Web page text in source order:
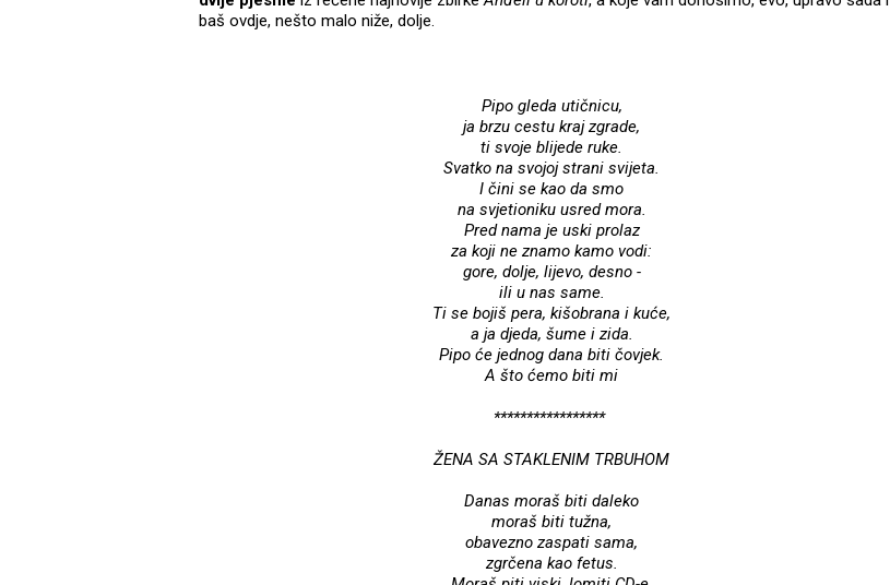
baš ovdje, nešto malo niže, dolje.
Pipo gleda utičnicu,
ja brzu cestu kraj zgrade,
ti svoje blijede ruke.
Svatko na svojoj strani svijeta.
I čini se kao da smo
na svjetioniku usred mora.
Pred nama je uski prolaz
za koji ne znamo kamo vodi:
gore, dolje, lijevo, desno -
ili u nas same.
Ti se bojiš pera, kišobrana i kuće,
a ja djeda, šume i zida.
Pipo će jednog dana biti čovjek.
A što ćemo biti mi
*****************
ŽENA SA STAKLENIM TRBUHOM
Danas moraš biti daleko
moraš biti tužna,
obavezno zaspati sama,
zgrčena kao fetus.